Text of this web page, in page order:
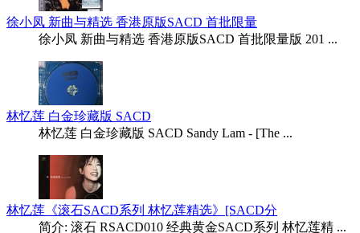
徐小凤 新曲与精选 香港原版SACD 首批限量
徐小凤 新曲与精选 香港原版SACD 首批限量版 201 ...
林忆莲 白金珍藏版 SACD
林忆莲 白金珍藏版 SACD Sandy Lam - [The ...
林忆莲《滚石SACD系列 林忆莲精选》[SACD分
简介: 滚石 RSACD010 经典黄金SACD系列 林忆莲精 ...